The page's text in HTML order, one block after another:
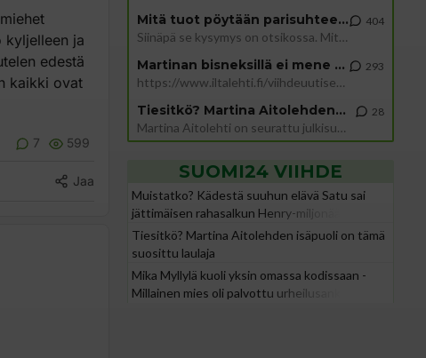
kyljelleen ja
edestä
kaikki ovat
7 599
Jaa
Mitä tuot pöytään parisuhteessa?
Siinäpä se kysymys on otsikossa. Mitäpä siis tuot/toisit pöytään parisuhteessa? Oletko mies vai nainen? Koetko sen mitä
404
Martinan bisneksillä ei mene hyvin
https://www.iltalehti.fi/viihdeuutiset/a/c46da6ab-340f-4790-aaa7-0865eed2336 Yrityksen konkurssihakemus on tullut kärä
293
Tiesitkö? Martina Aitolehden isäpuoli on tämä suosittu laulaja
Martina Aitolehti on seurattu julkisuuden henkilö. Lähipiiriin mahtuu muitakin tunnettuja henkilöitä. Tiesitkö, että Ma
28
SUOMI24 VIIHDE
Muistatko? Kädestä suuhun elävä Satu sai
jättimäisen rahasalkun Henry-miljonääriltä
Tiesitkö? Martina Aitolehden isäpuoli on tämä
suosittu laulaja
Mika Myllylä kuoli yksin omassa kodissaan -
Millainen mies oli palvottu urheilusankari?